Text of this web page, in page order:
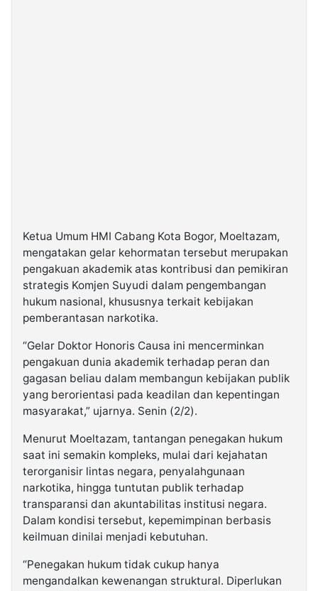
Ketua Umum HMI Cabang Kota Bogor, Moeltazam,
mengatakan gelar kehormatan tersebut merupakan
pengakuan akademik atas kontribusi dan pemikiran
strategis Komjen Suyudi dalam pengembangan
hukum nasional, khususnya terkait kebijakan
pemberantasan narkotika.
“Gelar Doktor Honoris Causa ini mencerminkan
pengakuan dunia akademik terhadap peran dan
gagasan beliau dalam membangun kebijakan publik
yang berorientasi pada keadilan dan kepentingan
masyarakat,” ujarnya. Senin (2/2).
Menurut Moeltazam, tantangan penegakan hukum
saat ini semakin kompleks, mulai dari kejahatan
terorganisir lintas negara, penyalahgunaan
narkotika, hingga tuntutan publik terhadap
transparansi dan akuntabilitas institusi negara.
Dalam kondisi tersebut, kepemimpinan berbasis
keilmuan dinilai menjadi kebutuhan.
“Penegakan hukum tidak cukup hanya
mengandalkan kewenangan struktural. Diperlukan